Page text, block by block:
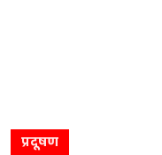
प्रदूषण